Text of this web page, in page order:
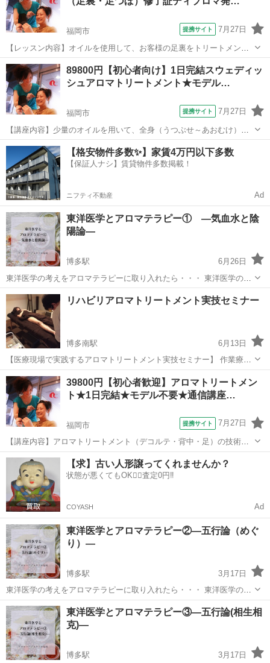
の営業電話は致しません。...
福岡市 提携サイト 7月27日
【レッスン内容】オイルを使用して、お客様の足裏をトリートメント
します。ショートコースは1日。ロングコースは2日間に分けて、マン
ツーマンレッスンです。ショートコースは、片足24の反射区及びオー
プニング、エンディング等の技術を習...
福岡 福岡市 アロマ
89800円【初心者向け】1日完結スウェディッ
シュアロマトリートメント★モデル…
福岡市 提携サイト 7月27日
【講座内容】少量のオイルを用いて、全身（うつぶせ～あおむけ）の
技術を1日完結７時間程度で、マンツーマンレッスンで学習できます。
実技中心ですが、トラブル回避の為、学科も行います。お一人の方も
お気軽にお越し下さい。修了証ディプロ...
福岡 福岡市 アロマ
【格安物件多数✨】家賃4万円以下多数
【保証人ナシ】賃貸物件多数掲載！
ニフティ不動産 Ad
東洋医学とアロマテラピー① —気血水と陰
陽論—
博多駅
6月26日
東洋医学の考えをアロマテラピーに取り入れたら・・・ 東洋医学の基
本の考えの１つである気血水と陰陽論をアロマテラピーに応用し、ホ
リスティックに精油を使う方法を提案致します。 〝気〟が不足したと
きに役立つ精油、陰と陽に役立つ...
福岡 福岡市 博多駅 アロマ 気血
リハビリアロマトリートメント実技セミナー
博多南駅
6月13日
【医療現場で実践するアロマトリートメント実技セミナー】 作業療法
士 & AEAJアロマセラピーアドバイザーが指導！ 医療現場で実際に使
用されている、効果的かつ安全なアロマトリートメントを学びません
か？ 本セ...
福岡 福岡市 博多南駅 アロマ 自律神経失調症
39800円【初心者歓迎】アロマトリートメン
ト★1日完結★モデル不要★通信講座…
福岡市 提携サイト 7月27日
【講座内容】アロマトリートメント（デコルテ・背中・足）の技術を1
日完結３時間マンツーマンレッスンで学習できます。実技中心です
が、トラブル回避の為、学科も行います。モデルさん不要なので、お
一人の方もお気軽にお越し下さい。修了証...
福岡 福岡市 アロマ
【求】古い人形譲ってくれませんか？
状態が悪くてもOK🙆‍♀️査定0円‼️
COYASH Ad
東洋医学とアロマテラピー②—五行論（めぐ
り）―
博多駅
3月17日
東洋医学の考えをアロマテラピーに取り入れたら・・・ 東洋医学の考
えの１つである五行論をアロマテラピーに応用し、ホリスティックに
精油を使う方法を提案致します。 五行論は体調管理やメンタルの不
調、人間関係など様々な場面で活用...
福岡 福岡市 博多駅 アロマテラピー
東洋医学とアロマテラピー③—五行論(相生相
克)—
博多駅
3月17日